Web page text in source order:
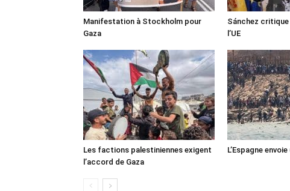
Manifestation à Stockholm pour
Gaza
Sánchez
l’UE
Les factions palestiniennes exigent
l’accord de Gaza
L’Espagne